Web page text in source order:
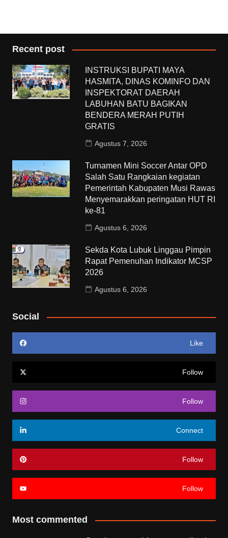
Recent post
INSTRUKSI BUPATI MAYA
HASMITA, DINAS KOMINFO DAN
INSPEKTORAT DAERAH
LABUHAN BATU BAGIKAN
BENDERA MERAH PUTIH
GRATIS
Agustus 7, 2026
Turnamen Mini Soccer Antar OPD
Salah Satu Rangkaian kegiatan
Pemerintah Kabupaten Musi Rawas
Menyemarakkan peringatan HUT RI
ke-81
Agustus 6, 2026
Sekda Kota Lubuk Linggau Pimpin
Rapat Pemenuhan Indikator MCSP
2026
Agustus 6, 2026
Social
Like
Follow
Follow
Connect
Follow
Follow
Most commented